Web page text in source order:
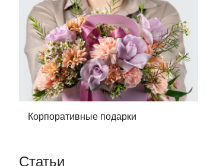
Корпоративные подарки
Статьи